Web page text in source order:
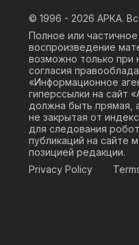
© 1996 - 2026 АРКА.
Полное или
воспроизведение
возможно только при
согласия
«Информационное
гиперссылки на сайт
должна быть прямая,
не закрытая от
для следования
публикаций на сайте
позицией редакции.
Privacy Policy